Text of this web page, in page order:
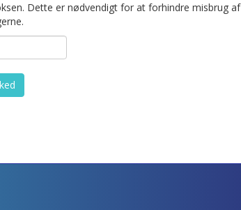
Dette er nødvendigt for at forhindre misbrug af